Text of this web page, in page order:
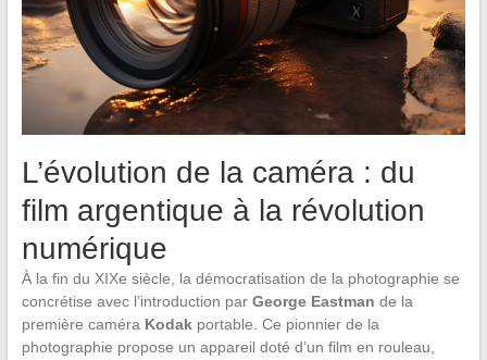
L’évolution de la caméra : du
film argentique à la révolution
numérique
À la fin du XIXe siècle, la démocratisation de la photographie se
concrétise avec l’introduction par George Eastman de la
première caméra Kodakportable. Ce pionnier de la
photographie propose un appareil doté d’un film en rouleau,